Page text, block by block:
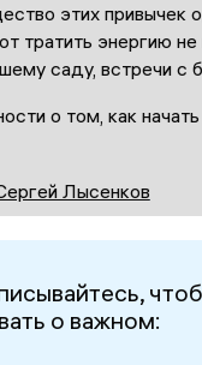
этих привычек
тратить энергию
саду, встречи с
о том, как
Лысенков
о важном: